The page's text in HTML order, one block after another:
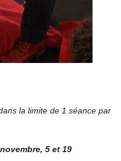
la limite de 1 séance par
5 et 19